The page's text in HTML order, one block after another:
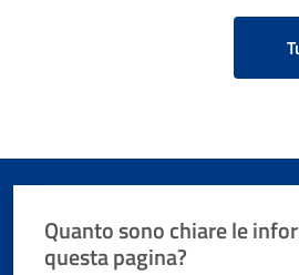
Quanto sono chiare le
questa pagina?